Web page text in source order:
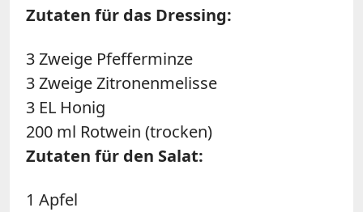
Zutaten für das Dressing:
3 Zweige Pfefferminze
3 Zweige Zitronenmelisse
3 EL Honig
200 ml Rotwein (trocken)
Zutaten für den Salat:
1 Apfel